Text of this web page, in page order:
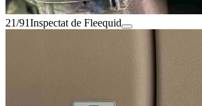
21/91Inspectat de Fleequid